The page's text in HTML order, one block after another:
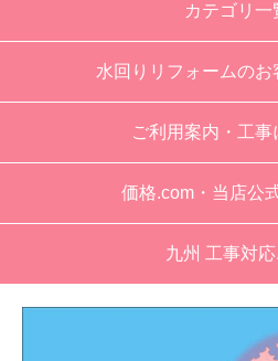
カテゴリ一
水回りリフォームのお
ご利用案内・工事
価格.com・当店公
九州 工事対